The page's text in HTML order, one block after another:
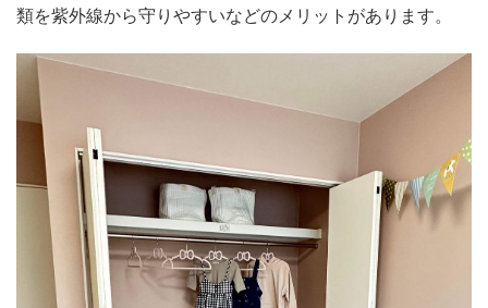
類を紫外線から守りやすいなどのメリットがあります。